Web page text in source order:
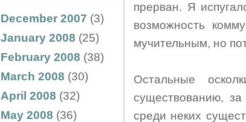
December 2007 (3)
January 2008 (25)
February 2008 (38)
March 2008 (30)
April 2008 (32)
May 2008 (36)
прерван. Я
возможность
мучительным, но
Остальные
существованию,
среди неких